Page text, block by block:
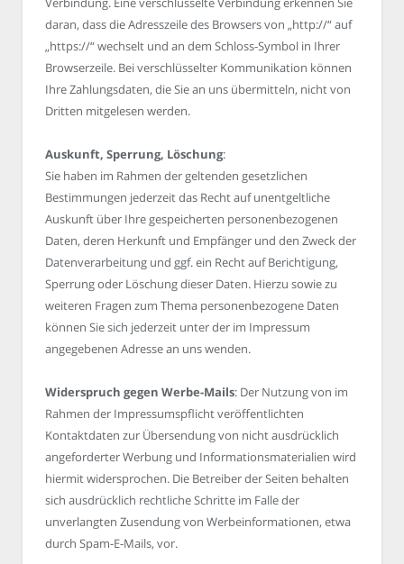
daran, dass die Adresszeile des Browsers von „http://“ auf
„https://“ wechselt und an dem Schloss-Symbol in Ihrer
Browserzeile. Bei verschlüsselter Kommunikation können
Ihre Zahlungsdaten, die Sie an uns übermitteln, nicht von
Dritten mitgelesen werden.
Auskunft, Sperrung, Löschung:
Sie haben im Rahmen der geltenden gesetzlichen
Bestimmungen jederzeit das Recht auf unentgeltliche
Auskunft über Ihre gespeicherten personenbezogenen
Daten, deren Herkunft und Empfänger und den Zweck der
Datenverarbeitung und ggf. ein Recht auf Berichtigung,
Sperrung oder Löschung dieser Daten. Hierzu sowie zu
weiteren Fragen zum Thema personenbezogene Daten
können Sie sich jederzeit unter der im Impressum
angegebenen Adresse an uns wenden.
Widerspruch gegen Werbe-Mails: Der Nutzung von im
Rahmen der Impressumspflicht veröffentlichten
Kontaktdaten zur Übersendung von nicht ausdrücklich
angeforderter Werbung und Informationsmaterialien wird
hiermit widersprochen. Die Betreiber der Seiten behalten
sich ausdrücklich rechtliche Schritte im Falle der
unverlangten Zusendung von Werbeinformationen, etwa
durch Spam-E-Mails, vor.